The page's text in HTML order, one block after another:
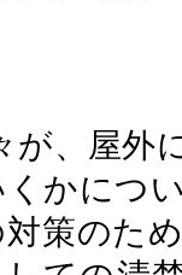
が、屋外
かにつ
策のた